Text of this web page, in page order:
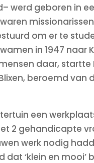
werd geboren in
om er te
in 1947 naar
daar, startte
beroemd van
een
2 gehandicapte
werk nodig
dat ‘klein en mooi’